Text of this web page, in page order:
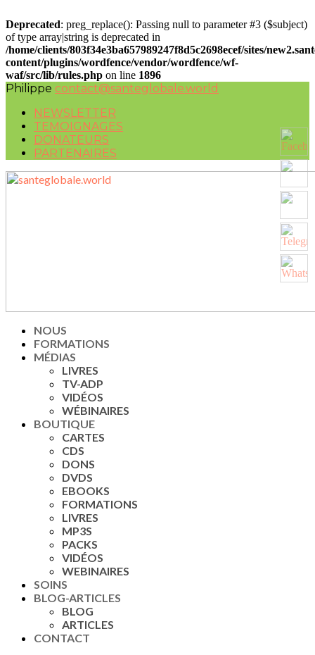
Deprecated: preg_replace(): Passing null to parameter #3 ($subject)
of type array|string is deprecated in
/home/clients/803f34e3ba657989247f8d5c2698ecef/sites/
content/plugins/wordfence/vendor/wordfence/wf-
waf/src/lib/rules.php on line 1896
Philippe contact@santeglobale.world
NEWSLETTER
TEMOIGNAGES
DONATEURS
PARTENAIRES
NOUS
FORMATIONS
MÉDIAS
LIVRES
TV-ADP
VIDÉOS
WÉBINAIRES
BOUTIQUE
CARTES
CDS
DONS
DVDS
EBOOKS
FORMATIONS
LIVRES
MP3S
PACKS
VIDÉOS
WEBINAIRES
SOINS
BLOG-ARTICLES
BLOG
ARTICLES
CONTACT